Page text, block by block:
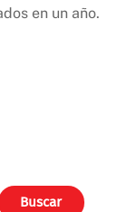
en un año.
Buscar